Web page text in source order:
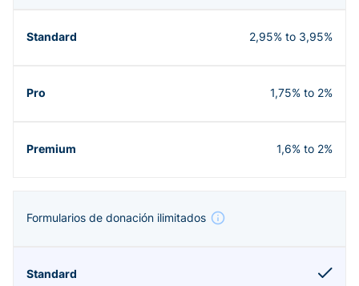
2,95% to 3,95%
1,75% to 2%
1,6% to 2%
Formularios de donación ilimitados